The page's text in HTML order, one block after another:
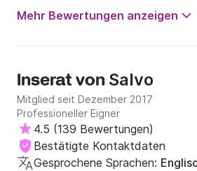
Mehr Bewertungen anzeigen
Inserat von Salvo
Mitglied seit Dezember 2017
Professioneller Eigner
4.5 (139 Bewertungen)
Bestätigte Kontaktdaten
Gesprochene Sprachen: